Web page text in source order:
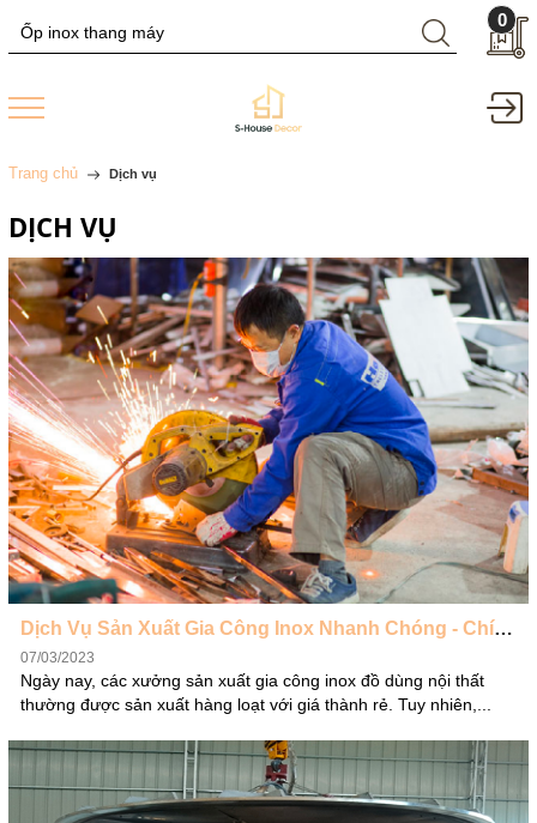
0
Trang chủ Dịch vụ
DỊCH VỤ
Dịch Vụ Sản Xuất Gia Công Inox Nhanh Chóng - Chính Xác - Giá Rẻ
07/03/2023
Ngày nay, các xưởng sản xuất gia công inox đồ dùng nội thất
thường được sản xuất hàng loạt với giá thành rẻ. Tuy nhiên,...